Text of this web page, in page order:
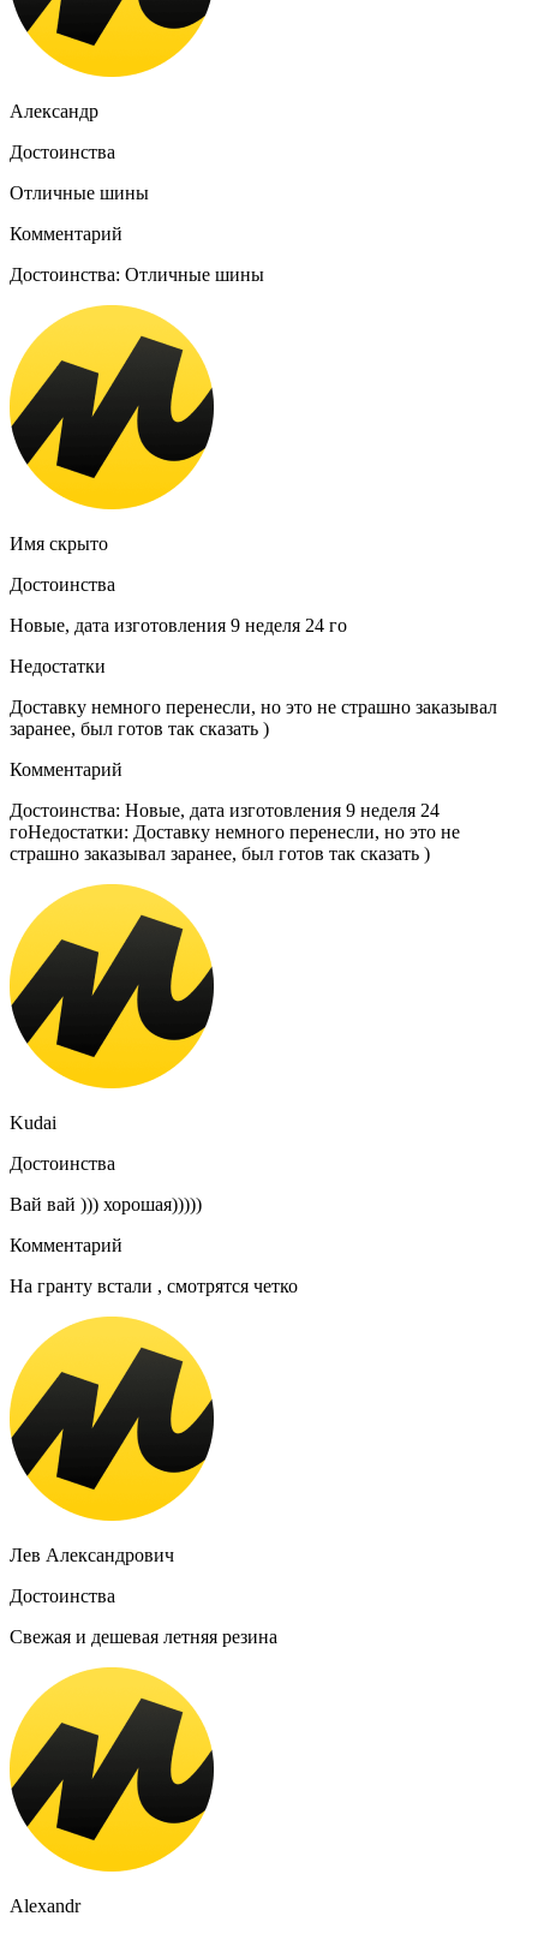
Александр
Достоинства
Отличные шины
Комментарий
Достоинства: Отличные шины
Имя скрыто
Достоинства
Новые, дата изготовления 9 неделя 24 го
Недостатки
Доставку немного перенесли, но это не страшно заказывал
заранее, был готов так сказать )
Комментарий
Достоинства: Новые, дата изготовления 9 неделя 24
гоНедостатки: Доставку немного перенесли, но это не
страшно заказывал заранее, был готов так сказать )
Kudai
Достоинства
Вай вай ))) хорошая)))))
Комментарий
На гранту встали , смотрятся четко
Лев Александрович
Достоинства
Свежая и дешевая летняя резина
Alexandr